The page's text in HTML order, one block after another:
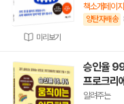
미리보기
책소개페이
양탄자배송
승인율
프로크리
알려주는